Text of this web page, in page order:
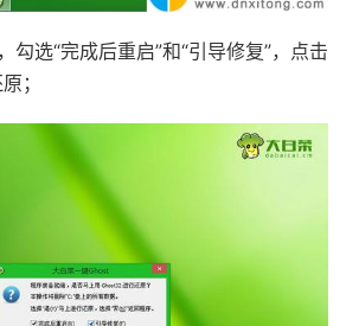
勾选“完成后重启”和“引导修复”，点击
；